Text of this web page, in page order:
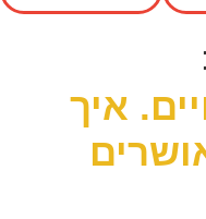
איך